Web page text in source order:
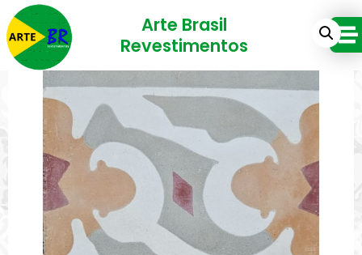
Arte Brasil
Revestimentos